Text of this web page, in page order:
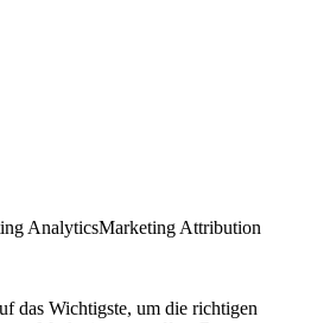
AnalyticsMarketing Attribution
das Wichtigste, um die richtigen